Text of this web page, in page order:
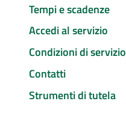
Tempi e scadenze
Accedi al servizio
Condizioni di servizio
Contatti
Strumenti di tutela